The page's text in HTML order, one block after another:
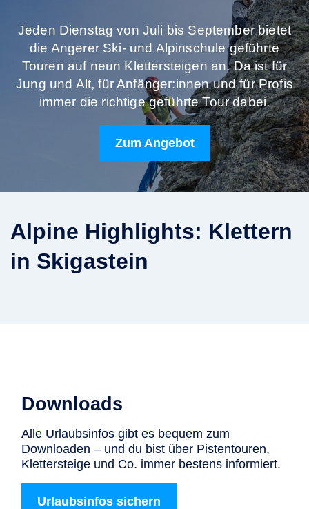
Jeden Dienstag von Juli bis September bietet
die Angerer Ski- und Alpinschule geführte
Touren auf neun Klettersteigen an. Da ist für
Jung und Alt, für Anfänger:innen und für Profis
immer die richtige geführte Tour dabei.
Zum Angebot
Alpine Highlights: Klettern
in Skigastein
Downloads
Alle Urlaubsinfos gibt es bequem zum
Downloaden – und du bist über Pistentouren,
Klettersteige und Co. immer bestens informiert.
Urlaubsinfos sichern